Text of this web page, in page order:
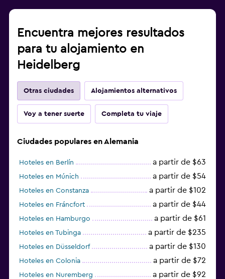
Encuentra mejores resultados
para tu alojamiento en
Heidelberg
Otras ciudades Alojamientos alternativos
Voy a tener suerte Completa tu viaje
Ciudades populares en Alemania
Hoteles en Berlín a partir de $63
Hoteles en Múnich a partir de $54
Hoteles en Constanza a partir de $102
Hoteles en Fráncfort a partir de $44
Hoteles en Hamburgo a partir de $61
Hoteles en Tubinga a partir de $235
Hoteles en Düsseldorf a partir de $130
Hoteles en Colonia a partir de $72
Hoteles en Nuremberg a partir de $92